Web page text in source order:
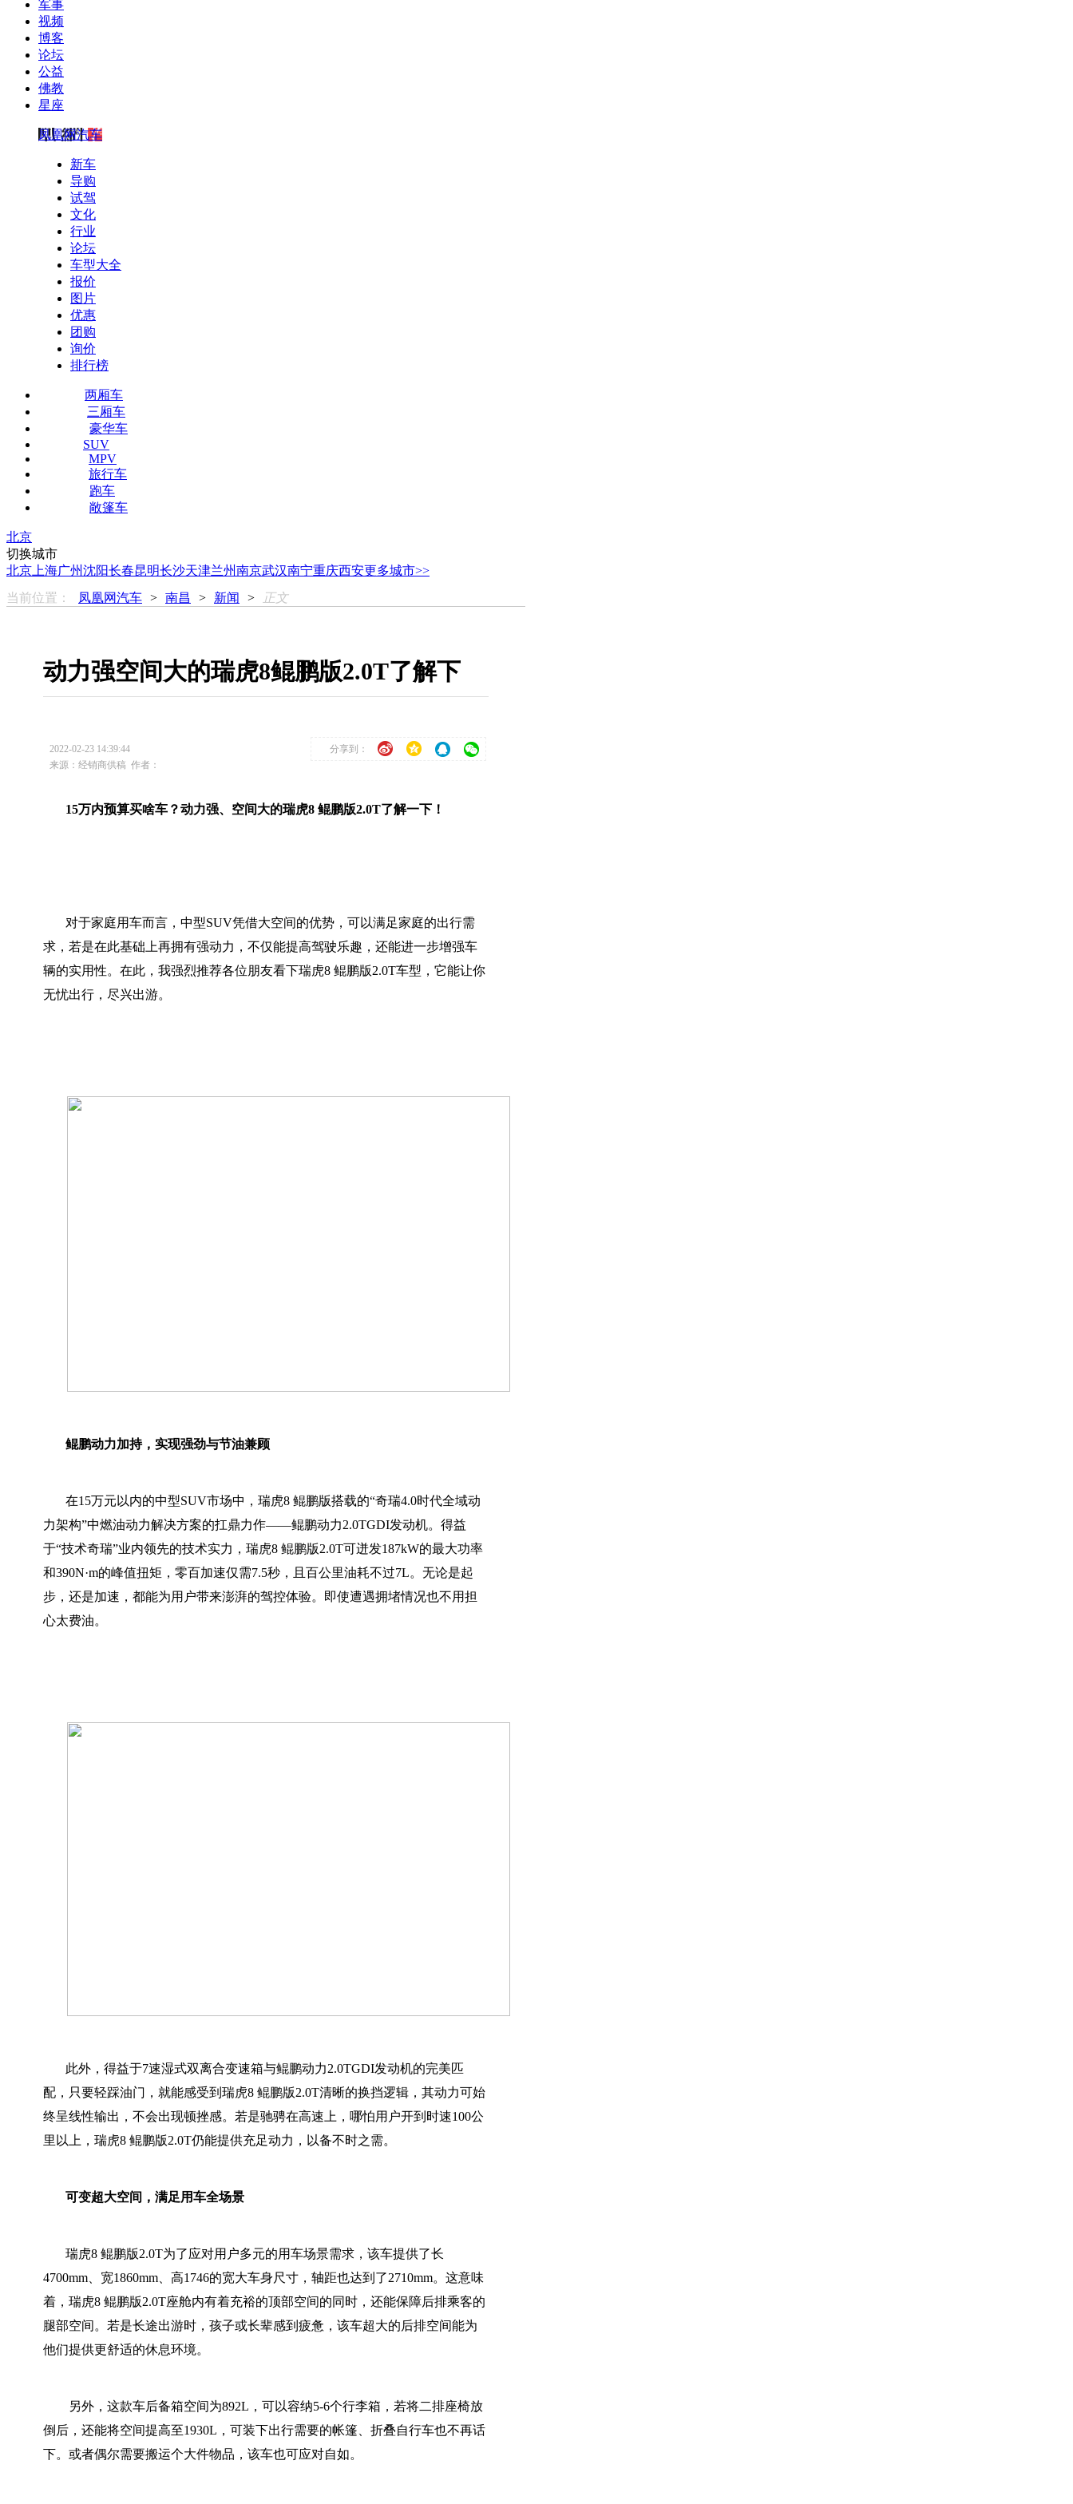
军事
视频
博客
论坛
公益
佛教
星座
凤凰网汽车
新车
导购
试驾
文化
行业
论坛
车型大全
报价
图片
优惠
团购
询价
排行榜
两厢车
三厢车
豪华车
SUV
MPV
旅行车
跑车
敞篷车
北京
切换城市
北京 上海广州沈阳长春昆明长沙天津兰州南京武汉南宁重庆西安更多城市>>
当前位置：
凤凰网汽车 > 南昌 > 新闻 > 正文
动力强空间大的瑞虎8鲲鹏版2.0T了解下
2022-02-23 14:39:44
分享到：
来源：经销商供稿 作者：
15万内预算买啥车？动力强、空间大的瑞虎8 鲲鹏版2.0T了解一下！
对于家庭用车而言，中型SUV凭借大空间的优势，可以满足家庭的出行需
求，若是在此基础上再拥有强动力，不仅能提高驾驶乐趣，还能进一步增强车
辆的实用性。在此，我强烈推荐各位朋友看下瑞虎8 鲲鹏版2.0T车型，它能让你
无忧出行，尽兴出游。
鲲鹏动力加持，实现强劲与节油兼顾
在15万元以内的中型SUV市场中，瑞虎8 鲲鹏版搭载的“奇瑞4.0时代全域动
力架构”中燃油动力解决方案的扛鼎力作——鲲鹏动力2.0TGDI发动机。得益
于“技术奇瑞”业内领先的技术实力，瑞虎8 鲲鹏版2.0T可迸发187kW的最大功率
和390N·m的峰值扭矩，零百加速仅需7.5秒，且百公里油耗不过7L。无论是起
步，还是加速，都能为用户带来澎湃的驾控体验。即使遭遇拥堵情况也不用担
心太费油。
此外，得益于7速湿式双离合变速箱与鲲鹏动力2.0TGDI发动机的完美匹
配，只要轻踩油门，就能感受到瑞虎8 鲲鹏版2.0T清晰的换挡逻辑，其动力可始
终呈线性输出，不会出现顿挫感。若是驰骋在高速上，哪怕用户开到时速100公
里以上，瑞虎8 鲲鹏版2.0T仍能提供充足动力，以备不时之需。
可变超大空间，满足用车全场景
瑞虎8 鲲鹏版2.0T为了应对用户多元的用车场景需求，该车提供了长
4700mm、宽1860mm、高1746的宽大车身尺寸，轴距也达到了2710mm。这意味
着，瑞虎8 鲲鹏版2.0T座舱内有着充裕的顶部空间的同时，还能保障后排乘客的
腿部空间。若是长途出游时，孩子或长辈感到疲惫，该车超大的后排空间能为
他们提供更舒适的休息环境。
另外，这款车后备箱空间为892L，可以容纳5-6个行李箱，若将二排座椅放
倒后，还能将空间提高至1930L，可装下出行需要的帐篷、折叠自行车也不再话
下。或者偶尔需要搬运个大件物品，该车也可应对自如。